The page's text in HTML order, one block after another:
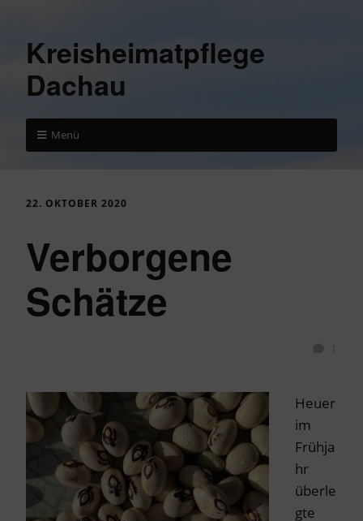
Kreisheimatpflege
Dachau
Menü
22. OKTOBER 2020
Verborgene
Schätze
Heuer
im
Frühja
hr
überle
gte